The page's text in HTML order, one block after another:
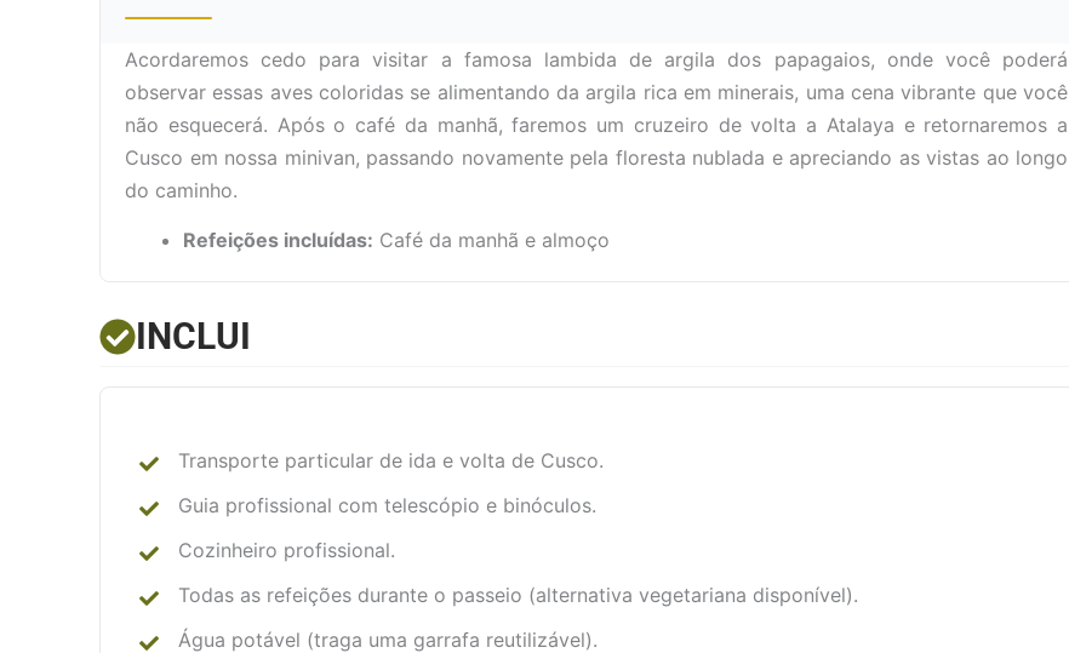
Acordaremos cedo para visitar a famosa lambida de argila dos papagaios, onde você poderá
observar essas aves coloridas se alimentando da argila rica em minerais, uma cena vibrante que você
não esquecerá. Após o café da manhã, faremos um cruzeiro de volta a Atalaya e retornaremos a
Cusco em nossa minivan, passando novamente pela floresta nublada e apreciando as vistas ao longo
do caminho.
Refeições incluídas: Café da manhã e almoço
INCLUI
Transporte particular de ida e volta de Cusco.
Guia profissional com telescópio e binóculos.
Cozinheiro profissional.
Todas as refeições durante o passeio (alternativa vegetariana disponível).
Água potável (traga uma garrafa reutilizável).